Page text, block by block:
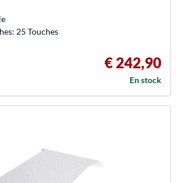
25 Touches
€ 242,90
En stock